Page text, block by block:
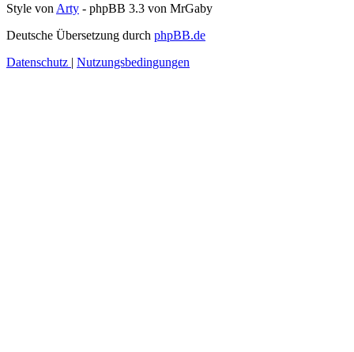
Style vonArty - phpBB 3.3 von MrGaby
Deutsche Übersetzung durch phpBB.de
Datenschutz | Nutzungsbedingungen